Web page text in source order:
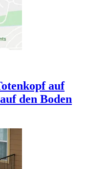
auf
den Boden